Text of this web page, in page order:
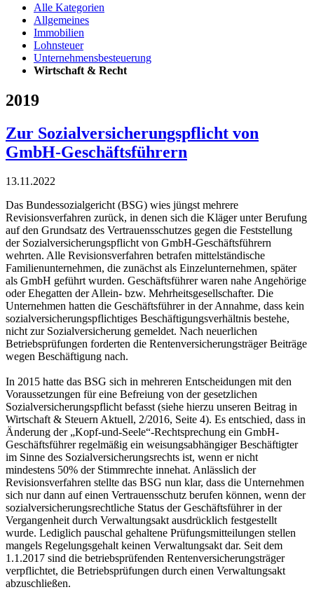
Alle Kategorien
Allgemeines
Immobilien
Lohnsteuer
Unternehmensbesteuerung
Wirtschaft & Recht
2019
Zur Sozialversicherungspflicht von
GmbH-Geschäftsführern
13.11.2022
Das Bundessozialgericht (BSG) wies jüngst mehrere
Revisionsverfahren zurück, in denen sich die Kläger unter Berufung
auf den Grundsatz des Vertrauensschutzes gegen die Feststellung
der Sozialversicherungspflicht von GmbH-Geschäftsführern
wehrten. Alle Revisionsverfahren betrafen mittelständische
Familienunternehmen, die zunächst als Einzelunternehmen, später
als GmbH geführt wurden. Geschäftsführer waren nahe Angehörige
oder Ehegatten der Allein- bzw. Mehrheitsgesellschafter. Die
Unternehmen hatten die Geschäftsführer in der Annahme, dass kein
sozialversicherungspflichtiges Beschäftigungsverhältnis bestehe,
nicht zur Sozialversicherung gemeldet. Nach neuerlichen
Betriebsprüfungen forderten die Rentenversicherungsträger Beiträge
wegen Beschäftigung nach.
In 2015 hatte das BSG sich in mehreren Entscheidungen mit den
Voraussetzungen für eine Befreiung von der gesetzlichen
Sozialversicherungspflicht befasst (siehe hierzu unseren Beitrag in
Wirtschaft & Steuern Aktuell, 2/2016, Seite 4). Es entschied, dass in
Änderung der „Kopf-und-Seele“-Rechtsprechung ein GmbH-
Geschäftsführer regelmäßig ein weisungsabhängiger Beschäftigter
im Sinne des Sozialversicherungsrechts ist, wenn er nicht
mindestens 50% der Stimmrechte innehat. Anlässlich der
Revisionsverfahren stellte das BSG nun klar, dass die Unternehmen
sich nur dann auf einen Vertrauensschutz berufen können, wenn der
sozialversicherungsrechtliche Status der Geschäftsführer in der
Vergangenheit durch Verwaltungsakt ausdrücklich festgestellt
wurde. Lediglich pauschal gehaltene Prüfungsmitteilungen stellen
mangels Regelungsgehalt keinen Verwaltungsakt dar. Seit dem
1.1.2017 sind die betriebsprüfenden Rentenversicherungsträger
verpflichtet, die Betriebsprüfungen durch einen Verwaltungsakt
abzuschließen.